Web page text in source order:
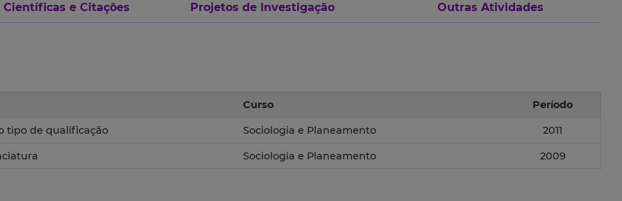
Científicas e Citações Projetos de Investigação Outras Atividades
Curso Período
tipo de qualificação Sociologia e Planeamento 2011
Sociologia e Planeamento 2009